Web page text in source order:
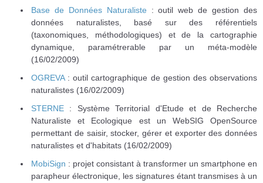
Base de Données Naturaliste : outil web de gestion des
données naturalistes, basé sur des référentiels
(taxonomiques, méthodologiques) et de la cartographie
dynamique, paramétrerable par un méta-modèle
(16/02/2009)
OGREVA: outil cartographique de gestion des observations
naturalistes (16/02/2009)
STERNE : Système Territorial d'Etude et de Recherche
Naturaliste et Ecologique est un WebSIG OpenSource
permettant de saisir, stocker, gérer et exporter des données
naturalistes et d'habitats (16/02/2009)
MobiSign : projet consistant à transformer un smartphone en
parapheur électronique, les signatures étant transmises à un